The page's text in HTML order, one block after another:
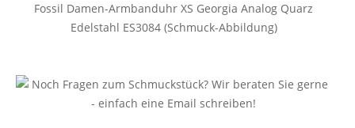
Fossil Damen-Armbanduhr XS Georgia Analog Quarz
Edelstahl ES3084 (Schmuck-Abbildung)